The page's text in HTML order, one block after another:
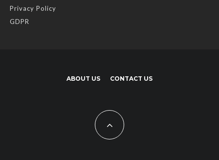
Privacy Policy
GDPR
ABOUT US CONTACT US